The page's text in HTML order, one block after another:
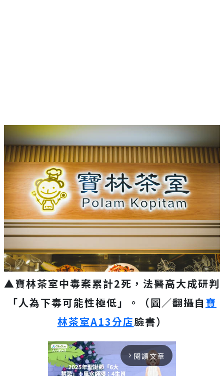
▲寶林茶室中毒案累計2死，法醫高大成研判
「人為下毒可能性極低」。（圖／翻攝自 寶
林茶室A13分店臉書）
arrow_forward_ios 閱讀文章